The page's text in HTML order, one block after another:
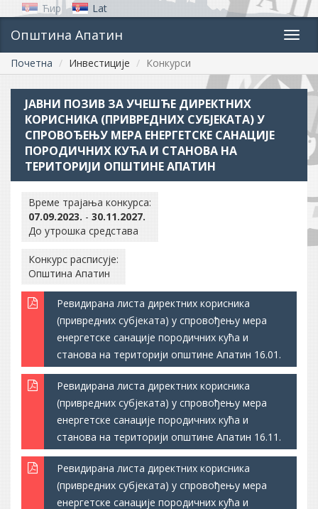
Ћир Lat
Општина Апатин
Почетна Инвестиције Конкурси
ЈАВНИ ПОЗИВ ЗА УЧЕШЋЕ ДИРЕКТНИХ
КОРИСНИКА (ПРИВРЕДНИХ СУБЈЕКАТА) У
СПРОВОЂЕЊУ МЕРА ЕНЕРГЕТСКЕ САНАЦИЈЕ
ПОРОДИЧНИХ КУЋА И СТАНОВА НА
ТЕРИТОРИЈИ ОПШТИНЕ АПАТИН
Време трајања конкурса:
07.09.2023. - 30.11.2027.
До утрошка средстава
Конкурс расписује:
Општина Апатин
Ревидирана листа директних корисника
(привредних субјеката) у спровођењу мера
енергетске санације породичних кућа и
станова на територији општине Апатин 16.01.
Ревидирана листа директних корисника
(привредних субјеката) у спровођењу мера
енергетске санације породичних кућа и
станова на територији општине Апатин 16.11.
Ревидирана листа директних корисника
(привредних субјеката) у спровођењу мера
енергетске санације породичних кућа и